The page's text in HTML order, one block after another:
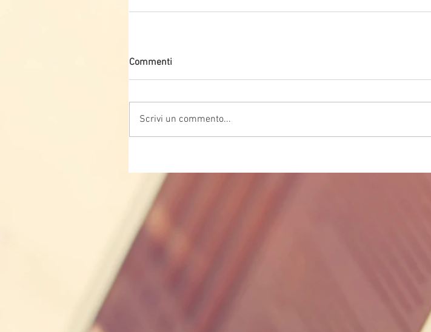
Commenti
Scrivi un commento...